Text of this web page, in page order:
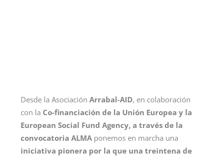
Desde la Asociación Arrabal-AID, en colaboración
con la Co-financiación de la Unión Europea y la
European Social Fund Agency, a través de la
convocatoria ALMAponemos en marcha una
iniciativa pionera por la que una treintena de